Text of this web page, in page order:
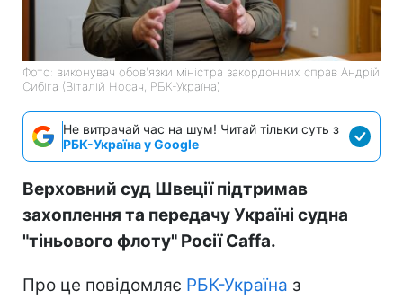
Фото: виконувач обов'язки міністра закордонних справ Андрій
Сибіга (Віталій Носач, РБК-Україна)
Не витрачай час на шум! Читай тільки суть з
РБК-Україна у Google
Верховний суд Швеції підтримав
захоплення та передачу Україні судна
"тіньового флоту" Росії Caffa.
Про це повідомляє РБК-Україна з